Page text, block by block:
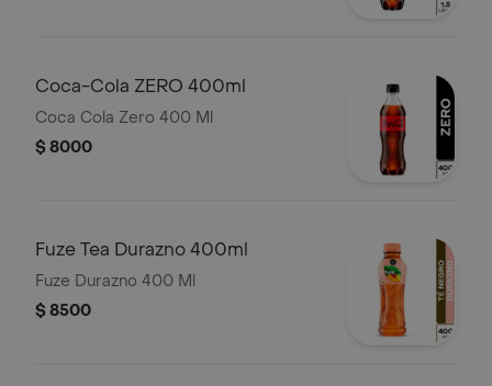
Coca-Cola ZERO 400ml
Coca Cola Zero 400 Ml
$ 8000
Fuze Tea Durazno 400ml
Fuze Durazno 400 Ml
$ 8500